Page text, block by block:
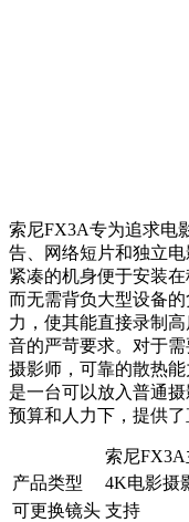
索尼FX3A专为追求电
告、网络短片和独立
紧凑的机身便于安装
而无需背负大型设备
力，使其能直接录制
音的严苛要求。对于
摄影师，可靠的散热
是一台可以放入普通
预算和人力下，提供了
索尼FX3A
产品类型
4K电影摄
可更换镜头 支持